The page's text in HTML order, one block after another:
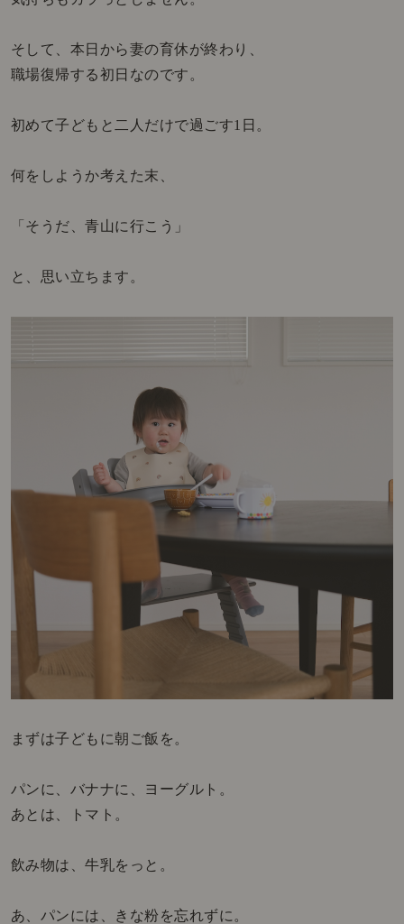
そして、本日から妻の育休が終わり、
職場復帰する初日なのです。
初めて子どもと二人だけで過ごす1日。
何をしようか考えた末、
「そうだ、青山に行こう」
と、思い立ちます。
まずは子どもに朝ご飯を。
パンに、バナナに、ヨーグルト。
あとは、トマト。
飲み物は、牛乳をっと。
あ、パンには、きな粉を忘れずに。